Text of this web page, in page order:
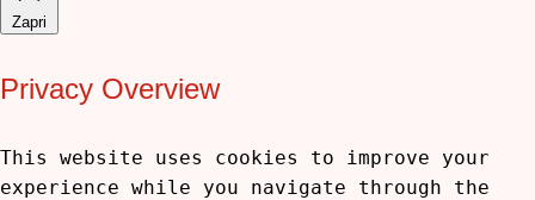
Zapri
Privacy Overview
This website uses cookies to improve your
experience while you navigate through the